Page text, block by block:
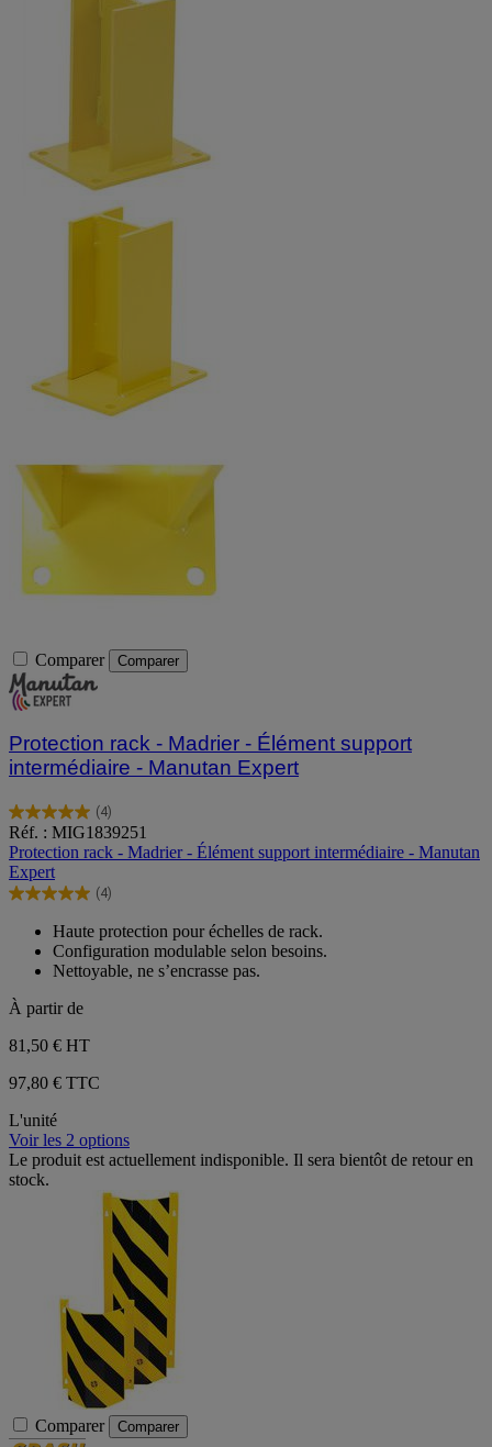
Comparer Comparer
Protection rack - Madrier - Élément support
intermédiaire - Manutan Expert
(4)
5.0
sur
5
étoiles.
4
Réf. : MIG1839251
Protection rack - Madrier - Élément support intermédiaire - Manutan
Expert
(4)
5.0
étoiles.
avis
Haute protection pour échelles de rack.
Configuration modulable selon besoins.
Nettoyable, ne s’encrasse pas.
À partir de
81,50 € HT
97,80 € TTC
L'unité
Voir les 2 options
Le produit est actuellement indisponible. Il sera bientôt de retour en
stock.
Comparer Comparer